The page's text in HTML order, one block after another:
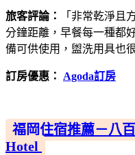
旅客評論：
「非常乾淨且
分鐘距離，早餐每一種都
備可供使用，盥洗用具也
訂房優惠： Agoda訂房
福岡住宿推薦－八
Hotel